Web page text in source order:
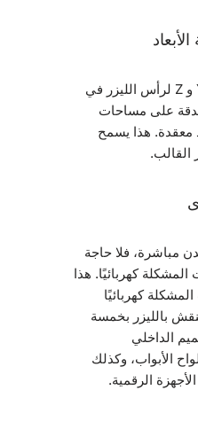
من خلال التحكم في محاور X و Y و Z لرأس الليزر في
على مساحات
معقدة. هذا يسمح
مباشرة، فلا حاجة
المشكلة كهربائيًا. هذا
كهربائيًا
بالليزر بخمسة
الداخلي
الأبواب، وكذلك
الرقمية.